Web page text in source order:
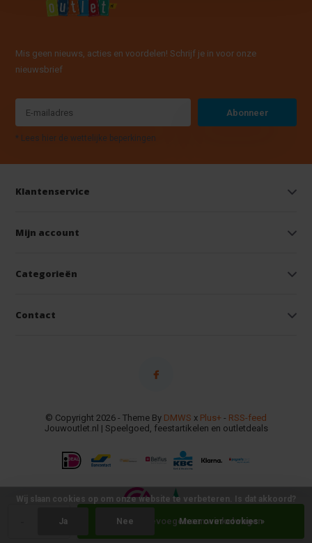
+ Toevoegen aan winkelwagen
Mis geen nieuws, acties en voordelen! Schrijf je in voor onze
nieuwsbrief
Abonneer
* Lees hier de wettelijke beperkingen
Klantenservice
Mijn account
Categorieën
Contact
© Copyright 2026 - Theme By DMWS x Plus+ - RSS-feed
Jouwoutlet.nl | Speelgoed, feestartikelen en outletdeals
Wij slaan cookies op om onze website te verbeteren. Is dat akkoord?
Ja Nee Meer over cookies »